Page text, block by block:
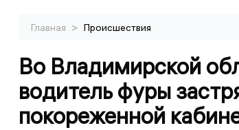
Главная > Происшествия
Во Владимирской
водитель фуры
покореженной